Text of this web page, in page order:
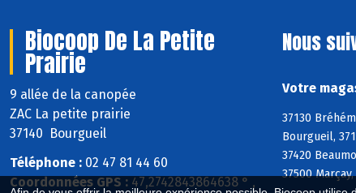
Biocoop De La Petite
Prairie
9 allée de la canopée
ZAC La petite prairie
37140 Bourgueil
Téléphone : 02 47 81 44 60
Coordonnées GPS : 47,2742843864638 ° ,
Nous
Votre
37130
Bourgueil,
37420
37500